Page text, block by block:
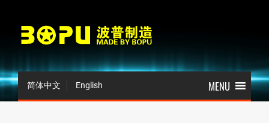
简体中文 English